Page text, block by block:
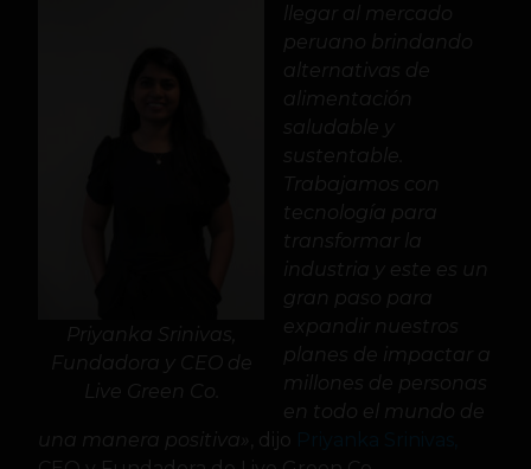
Priyanka Srinivas,
Fundadora y CEO de
Live Green Co.
llegar al mercado
peruano brindando
alternativas de
alimentación
saludable y
sustentable.
Trabajamos con
tecnología para
transformar la
industria y este es un
gran paso para
expandir nuestros
planes de impactar a
millones de personas
en todo el mundo de
una manera positiva»
, dijo